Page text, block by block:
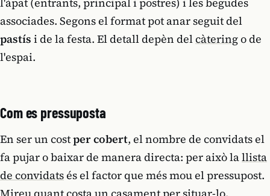
associades. Segons el format pot anar seguit del
pastís i de la festa. El detall depèn delcàteringo de
l'espai.
Com es pressuposta
En ser un costper cobert, el nombre de convidats el
fa pujar o baixar de manera directa: per això lallista
de convidatsés el factor que més mou el pressupost.